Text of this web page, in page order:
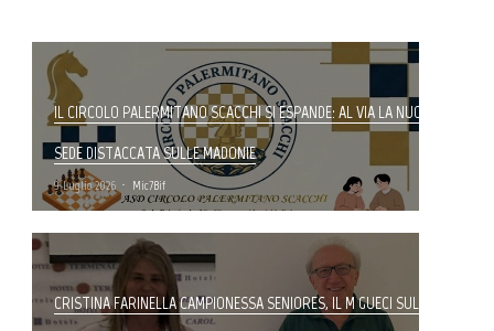
IL CIRCOLO PALERMITANO SCACCHI SI ESPANDE: AL VIA LA NUOVA
SEDE DISTACCATA SULLE MADONIE
9 Luglio 2026 Mic7Bif
CRISTINA FARINELLA CAMPIONESSA SENIORES, IL M GUECI SUL